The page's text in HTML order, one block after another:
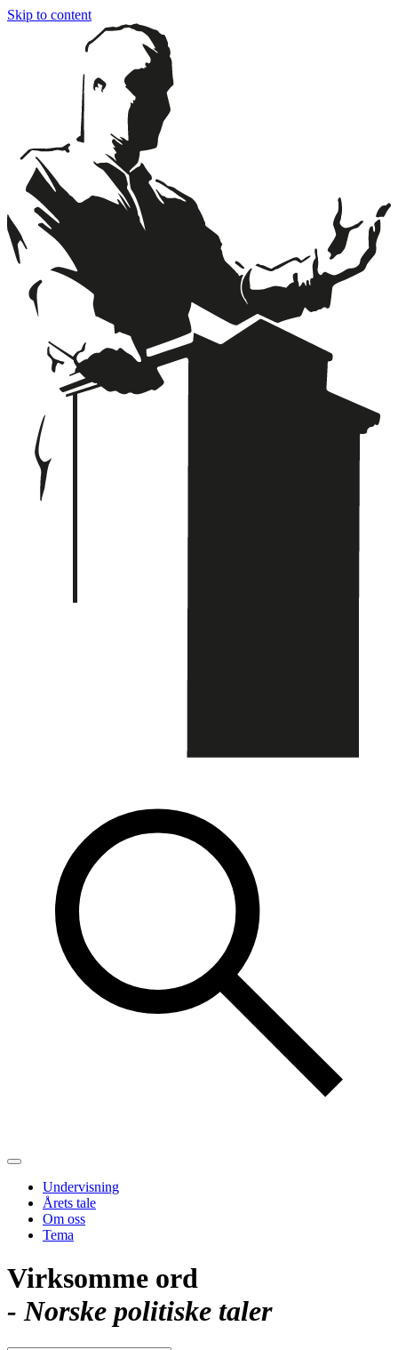
Skip to content
Undervisning
Årets tale
Om oss
Tema
Virksomme ord
- Norske politiske taler